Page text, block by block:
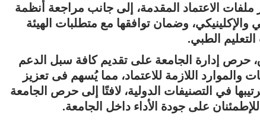
ملفات الاعتماد المقدمة، إلى جانب مراجعة أنظمة
والإكلينيكي، وضمان توافقها مع متطلبات الهيئة
الطبي.
حرص إدارة الجامعة على تقديم كافة سبل الدعم
والموارد اللازمة للاعتماد، مما يُسهم فى تعزيز
في التصنيفات الدولية، لافتًا إلى حرص الجامعة
على جودة الأداء داخل الجامعة.